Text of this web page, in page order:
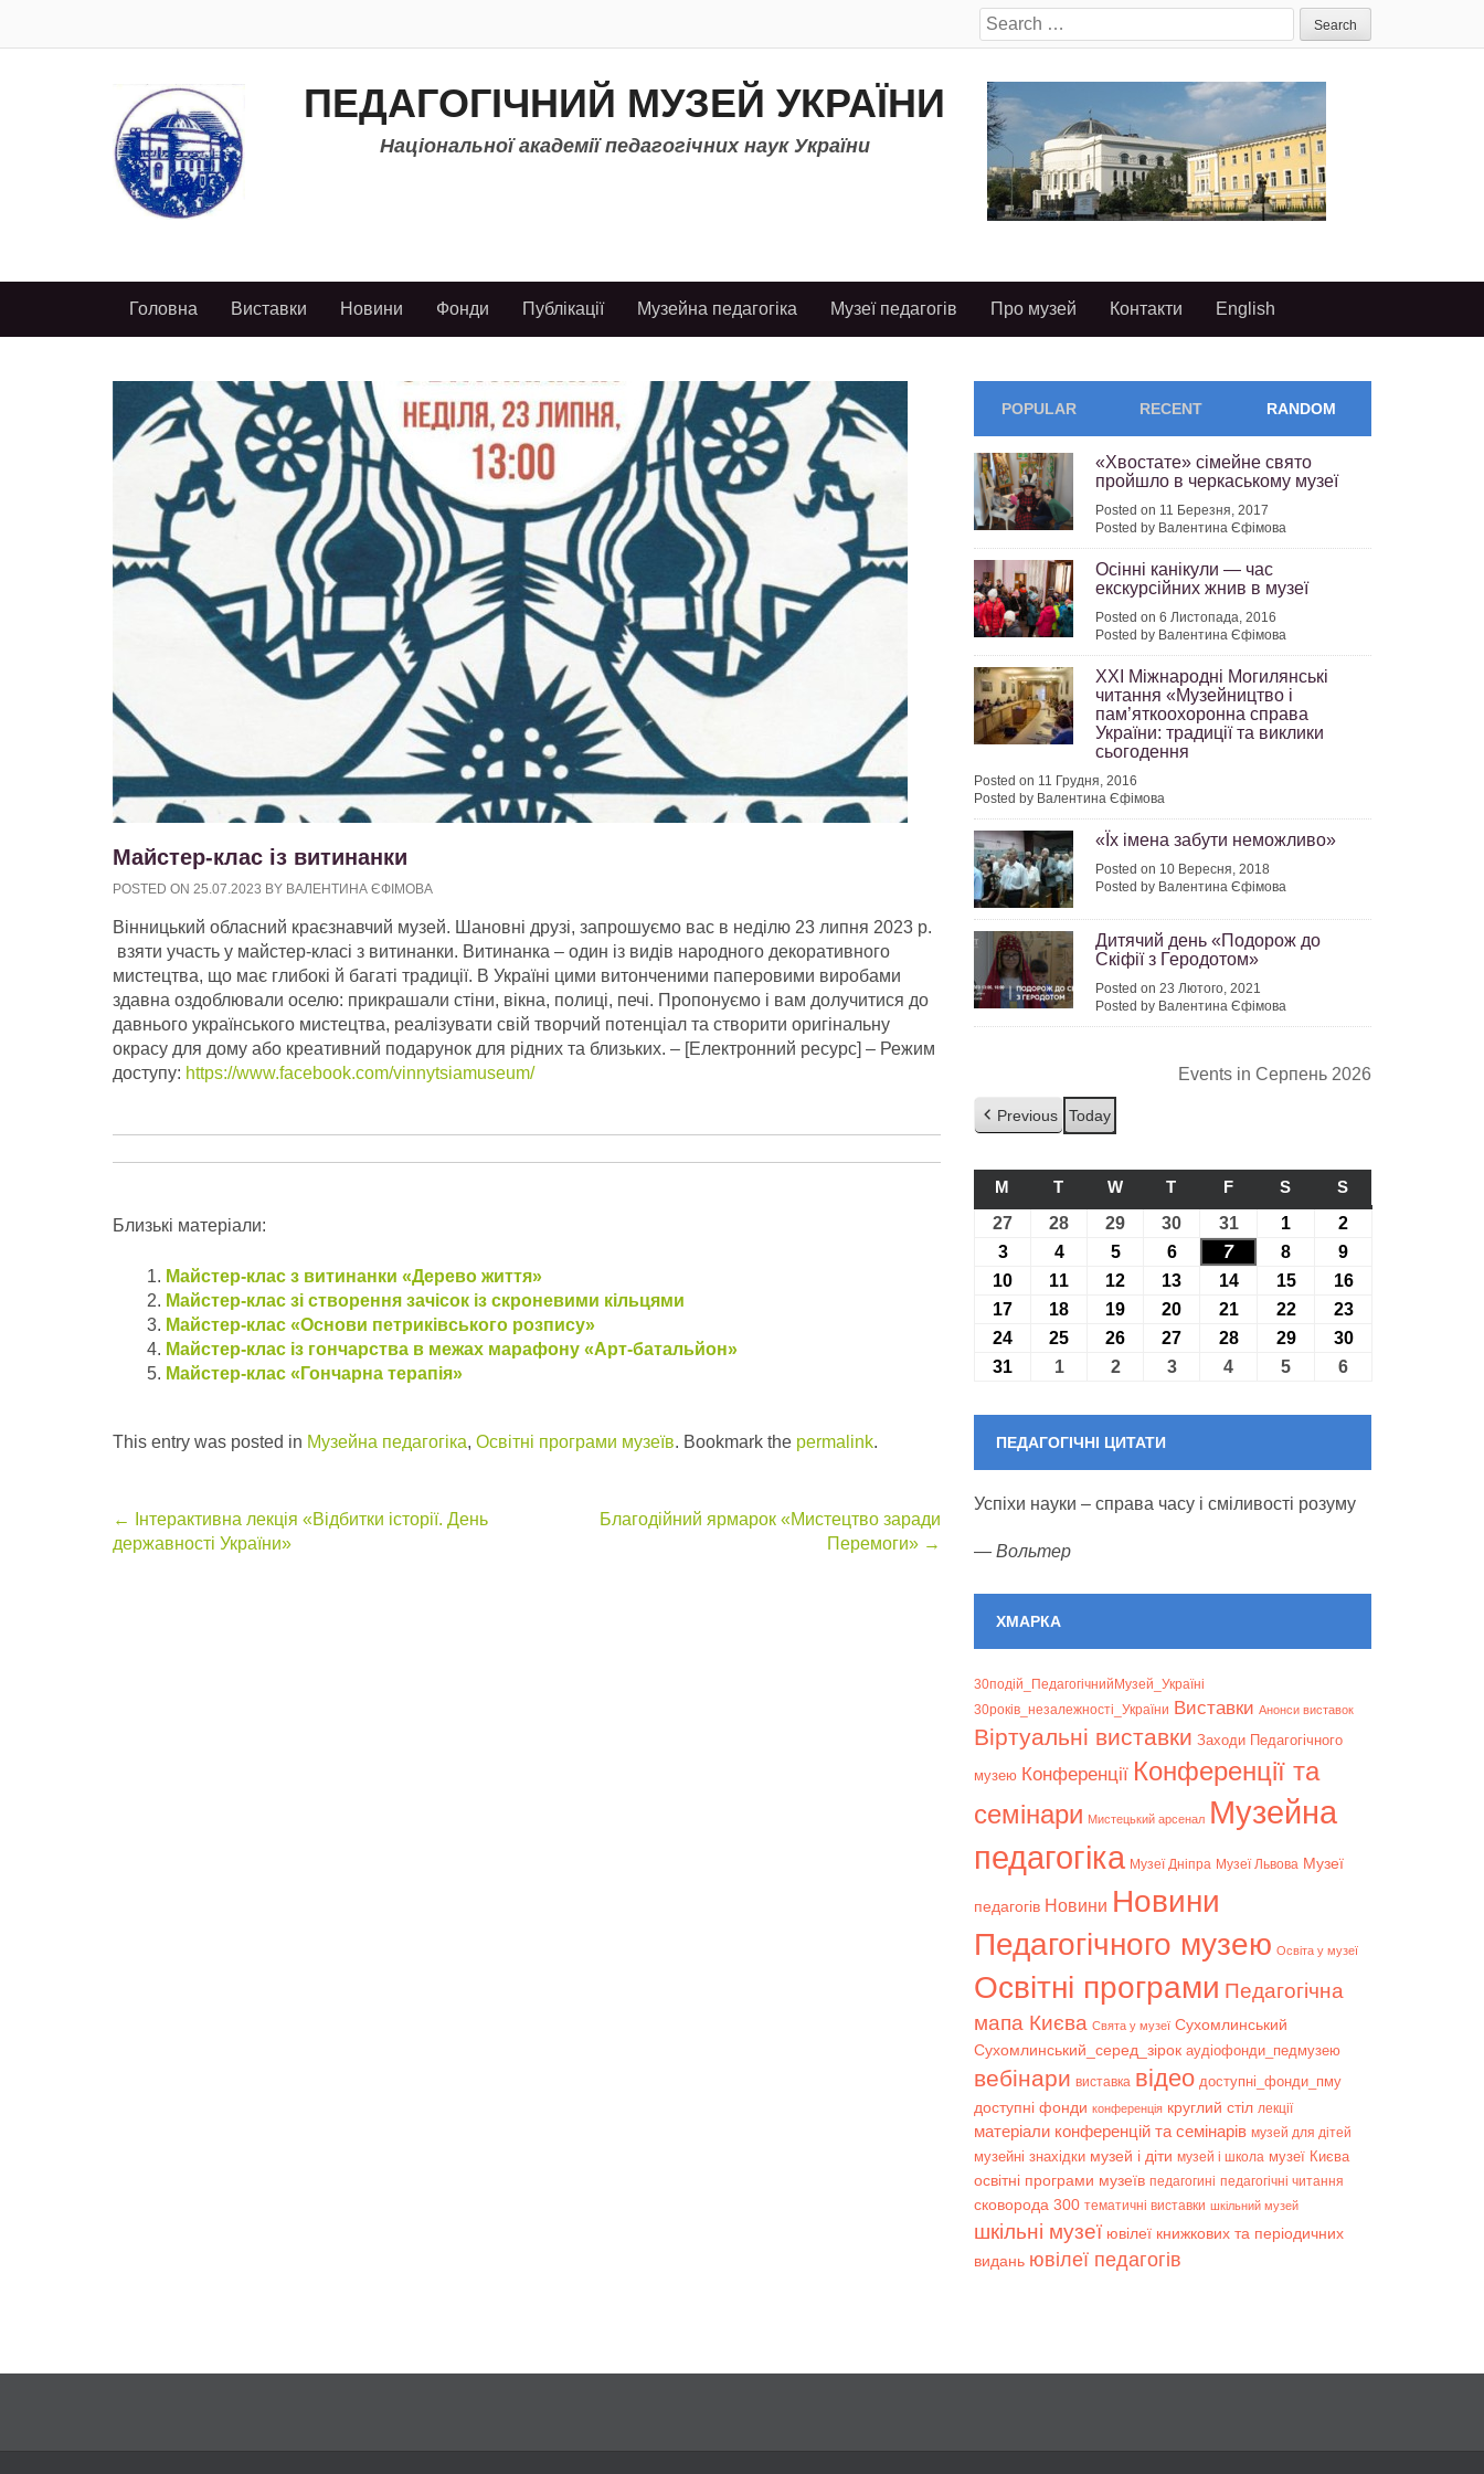
Search
for:
ПЕДАГОГІЧНИЙ МУЗЕЙ УКРАЇНИ
Національної академії педагогічних наук України
Головна Виставки Новини Фонди Публікації Музейна педагогіка Музеї педагогів Про музей Контакти English
Майстер-клас із витинанки
POSTED ON 25.07.2023 BY ВАЛЕНТИНА ЄФІМОВА
Вінницький обласний краєзнавчий музей. Шановні друзі, запрошуємо вас в неділю 23 липня 2023 р.
взяти участь у майстер-класі з витинанки. Витинанка – один із видів народного декоративного
мистецтва, що має глибокі й багаті традиції. В Україні цими витонченими паперовими виробами
здавна оздоблювали оселю: прикрашали стіни, вікна, полиці, печі. Пропонуємо і вам долучитися до
давнього українського мистецтва, реалізувати свій творчий потенціал та створити оригінальну
окрасу для дому або креативний подарунок для рідних та близьких. – [Електронний ресурс] – Режим
доступу: https://www.facebook.com/vinnytsiamuseum/
Близькі матеріали:
Майстер-клас з витинанки «Дерево життя»
Майстер-клас зі створення зачісок із скроневими кільцями
Майстер-клас «Основи петриківського розпису»
Майстер-клас із гончарства в межах марафону «Арт-батальйон»
Майстер-клас «Гончарна терапія»
This entry was posted in Музейна педагогіка, Освітні програми музеїв. Bookmark the permalink.
Post
←
Інтерактивна лекція «Відбитки історії. День
державності України»
Благодійний ярмарок «Мистецтво заради
Перемоги» →
POPULAR RECENT RANDOM
«Хвостате» сімейне свято
пройшло в черкаському музеї
Posted on 11 Березня, 2017
Posted by Валентина Єфімова
Осінні канікули — час
екскурсійних жнив в музеї
Posted on 6 Листопада, 2016
Posted by Валентина Єфімова
XXI Міжнародні Могилянські
читання «Музейництво і
пам’яткоохоронна справа
України: традиції та виклики
сьогодення
Posted on 11 Грудня, 2016
Posted by Валентина Єфімова
«Їх імена забути неможливо»
Posted on 10 Вересня, 2018
Posted by Валентина Єфімова
Дитячий день «Подорож до
Скіфії з Геродотом»
Posted on 23 Лютого, 2021
Posted by Валентина Єфімова
Events in Серпень 2026
Previous Today
M ПОНЕДІЛОК
T ВІВТОРОК
WСЕРЕДА
T ЧЕТВЕР
FП’ЯТНИЦЯ
S СУБОТА
S
27 27.07.2026
28 28.07.2026
29 29.07.2026
30 30.07.2026
3131.07.2026
1 01.08.2026
2
303.08.2026
404.08.2026
505.08.2026
606.08.2026
707.08.2026
8 08.08.2026
9
10 10.08.2026
11 11.08.2026
12 12.08.2026
13 13.08.2026
1414.08.2026
1515.08.2026
1616.08.2026
17 17.08.2026
18 18.08.2026
19 19.08.2026
20 20.08.2026
2121.08.2026
2222.08.2026
2323.08.2026
24 24.08.2026
25 25.08.2026
26 26.08.2026
27 27.08.2026
2828.08.2026
2929.08.2026
3030.08.2026
31 31.08.2026
101.09.2026
202.09.2026
303.09.2026
4 04.09.2026
5 05.09.2026
6
ПЕДАГОГІЧНІ ЦИТАТИ
Успіхи науки – справа часу і сміливості розуму
— Вольтер
ХМАРКА
30подій_ПедагогічнийМузей_Україні
30років_незалежності_України Bиставки Анонси виставок
Віртуальні виставки Заходи Педагогічного
музею Конференції Конференції та
семінари Мистецький арсенал Музейна
педагогіка Музеї Дніпра Музеї Львова Музеї
педагогів Новини Новини
Педагогічного музею Освіта у музеї
Освітні програми Педагогічна
мапа Києва Свята у музеї Сухомлинський
Сухомлинський_серед_зірок аудіофонди_педмузею
вебінари виставка відео доступні_фонди_пму
доступні фонди конференція круглий стіл лекції
матеріали конференцій та семінарів музей для дітей
музейні знахідки музей і діти музей і школа музеї Києва
освітні програми музеїв педагогині педагогічні читання
сковорода 300 тематичні виставки шкільний музей
шкільні музеї ювілеї книжкових та періодичних
видань ювілеї педагогів